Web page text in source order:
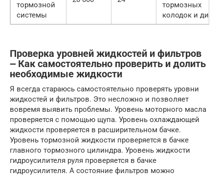
тормозной
системы
тормозных
колодок и
Проверка уровней жидкостей и фильтров
౼ Как самостоятельно проверить и долить
необходимые жидкости
Я всегда стараюсь самостоятельно проверять уровни
жидкостей и фильтров. Это несложно и позволяет
вовремя выявить проблемы. Уровень моторного масла
проверяется с помощью щупа. Уровень охлаждающей
жидкости проверяется в расширительном бачке.
Уровень тормозной жидкости проверяется в бачке
главного тормозного цилиндра. Уровень жидкости
гидроусилителя руля проверяется в бачке
гидроусилителя. А состояние фильтров можно